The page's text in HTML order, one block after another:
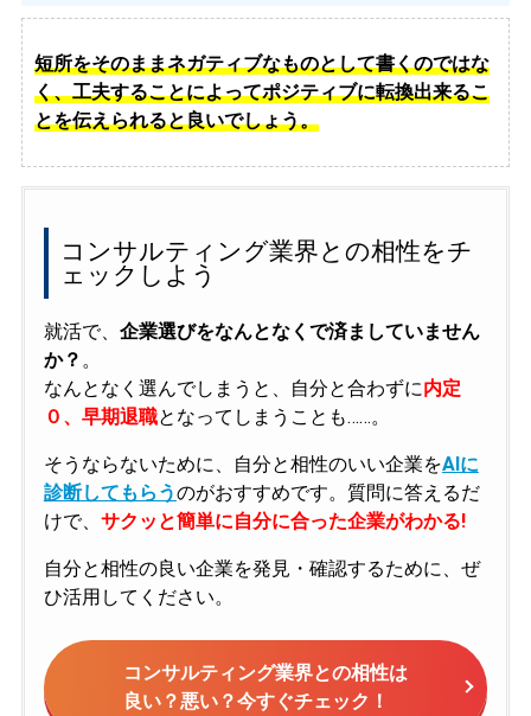
短所をそのままネガティブなものとして書くのではな
く、工夫することによってポジティブに転換出来るこ
とを伝えられると良いでしょう。
コンサルティング業界との相性をチ
ェックしよう
就活で、 企業選びをなんとなくで済ましていません
か？ 。
なんとなく選んでしまうと、自分と合わずに内定
０、早期退職となってしまうことも……。
そうならないために、自分と相性のいい企業をAIに
診断してもらうのがおすすめです。質問に答えるだ
けで、 サクッと簡単に自分に合った企業がわかる!
自分と相性の良い企業を発見・確認するために、ぜ
ひ活用してください。
コンサルティング業界との相性は
良い？悪い？今すぐチェック！